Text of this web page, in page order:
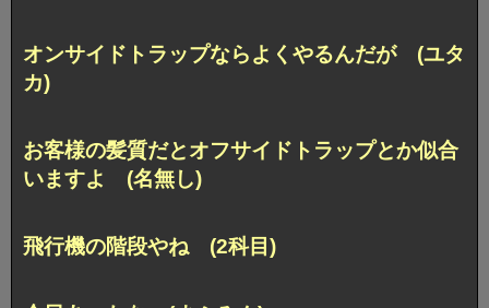
オンサイドトラップならよくやるんだが (ユタ
カ)
お客様の髪質だとオフサイドトラップとか似合
いますよ (名無し)
飛行機の階段やね (2科目)